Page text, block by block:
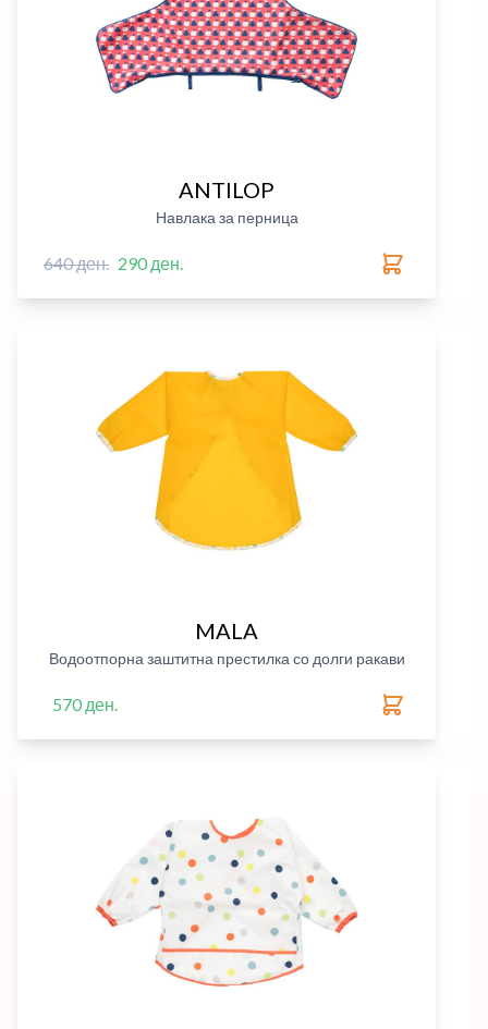
ANTILOP
Навлака за перница
640 ден. 290 ден.
MALA
Водоотпорна заштитна престилка со долги ракави
570 ден.